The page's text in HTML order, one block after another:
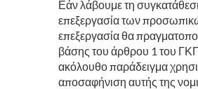
Εάν λάβουμε τη
επεξεργασία των
επεξεργασία θα
βάσης του άρθρου 1 του
ακόλουθο παράδειγμα
αποσαφήνιση αυτής της